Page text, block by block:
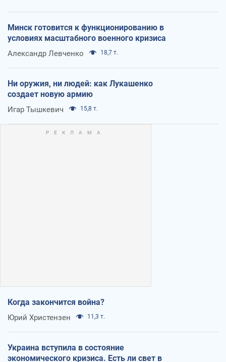
Минск готовится к функционированию в
условиях масштабного военного кризиса
Александр Левченко 18,7 т.
Ни оружия, ни людей: как Лукашенко
создает новую армию
Игар Тышкевич 15,8 т.
Когда закончится война?
Юрий Христензен 11,3 т.
Украина вступила в состояние
экономического кризиса. Есть ли свет в